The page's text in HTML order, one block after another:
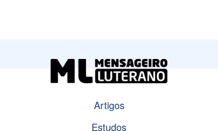
Artigos
Estudos